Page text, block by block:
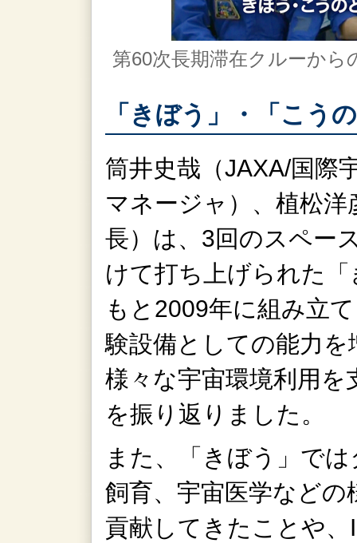
第60次長期滞在クルーか
「きぼう」・「こう
筒井史哉（JAXA/国際
マネージャ）、植松
長）は、3回のスペー
けて打ち上げられた
もと2009年に組み立
験設備としての能力
様々な宇宙環境利用
を振り返りました。
また、「きぼう」で
飼育、宇宙医学など
貢献してきたことや